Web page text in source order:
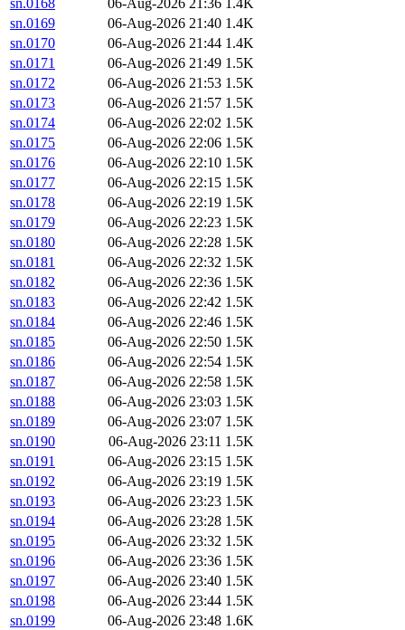
sn.0168
06-Aug-2026 21:36 1.4K
sn.0169
06-Aug-2026 21:40 1.4K
sn.0170
06-Aug-2026 21:44 1.4K
sn.0171
06-Aug-2026 21:49 1.5K
sn.0172
06-Aug-2026 21:53 1.5K
sn.0173
06-Aug-2026 21:57 1.5K
sn.0174
06-Aug-2026 22:02 1.5K
sn.0175
06-Aug-2026 22:06 1.5K
sn.0176
06-Aug-2026 22:10 1.5K
sn.0177
06-Aug-2026 22:15 1.5K
sn.0178
06-Aug-2026 22:19 1.5K
sn.0179
06-Aug-2026 22:23 1.5K
sn.0180
06-Aug-2026 22:28 1.5K
sn.0181
06-Aug-2026 22:32 1.5K
sn.0182
06-Aug-2026 22:36 1.5K
sn.0183
06-Aug-2026 22:42 1.5K
sn.0184
06-Aug-2026 22:46 1.5K
sn.0185
06-Aug-2026 22:50 1.5K
sn.0186
06-Aug-2026 22:54 1.5K
sn.0187
06-Aug-2026 22:58 1.5K
sn.0188
06-Aug-2026 23:03 1.5K
sn.0189
06-Aug-2026 23:07 1.5K
sn.0190
06-Aug-2026 23:11 1.5K
sn.0191
06-Aug-2026 23:15 1.5K
sn.0192
06-Aug-2026 23:19 1.5K
sn.0193
06-Aug-2026 23:23 1.5K
sn.0194
06-Aug-2026 23:28 1.5K
sn.0195
06-Aug-2026 23:32 1.5K
sn.0196
06-Aug-2026 23:36 1.5K
sn.0197
06-Aug-2026 23:40 1.5K
sn.0198
06-Aug-2026 23:44 1.5K
sn.0199
06-Aug-2026 23:48 1.6K